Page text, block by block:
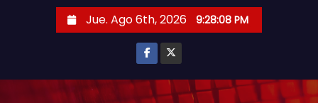
Jue. Ago 6th, 2026 9:28:09 PM